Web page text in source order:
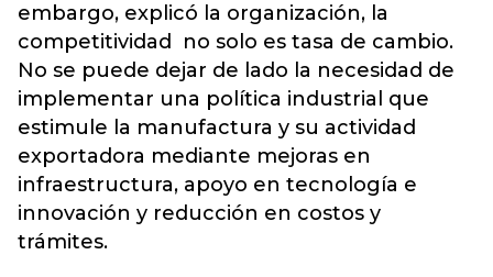
embargo, explicó la organización, la
competitividad no solo es tasa de cambio.
No se puede dejar de lado la necesidad de
implementar una política industrial que
estimule la manufactura y su actividad
exportadora mediante mejoras en
infraestructura, apoyo en tecnología e
innovación y reducción en costos y
trámites.